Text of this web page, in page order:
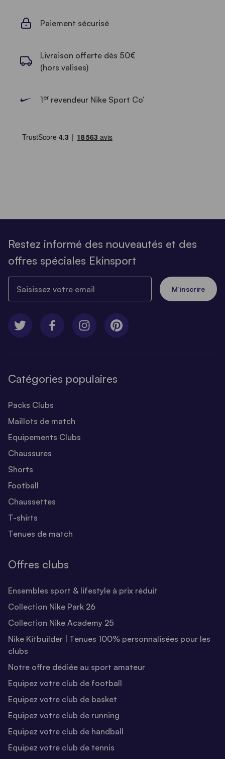
Paiement sécurisé
Livraison offerte dès 50€
(hors valises)
1errevendeur Nike Sport Co’
Restez informé des nouveautés et des
offres spéciales Ekinsport
M’inscrire
Catégories populaires
Packs Clubs
Maillots de match
Equipements Clubs
Chaussures
Shorts
Football
Chaussettes
T-shirts
Tenues de match
Offres clubs
Ensembles sport & lifestyle à prix réduit
Collection Nike Park 26
Collection Nike Academy 25
Nike Kitbuilder | Tenues 100% personnalisées pour les
clubs
Notre offre dédiée au sport amateur
Equipez votre club de football
Equipez votre club de basket
Equipez votre club de running
Equipez votre club de handball
Equipez votre club de tennis